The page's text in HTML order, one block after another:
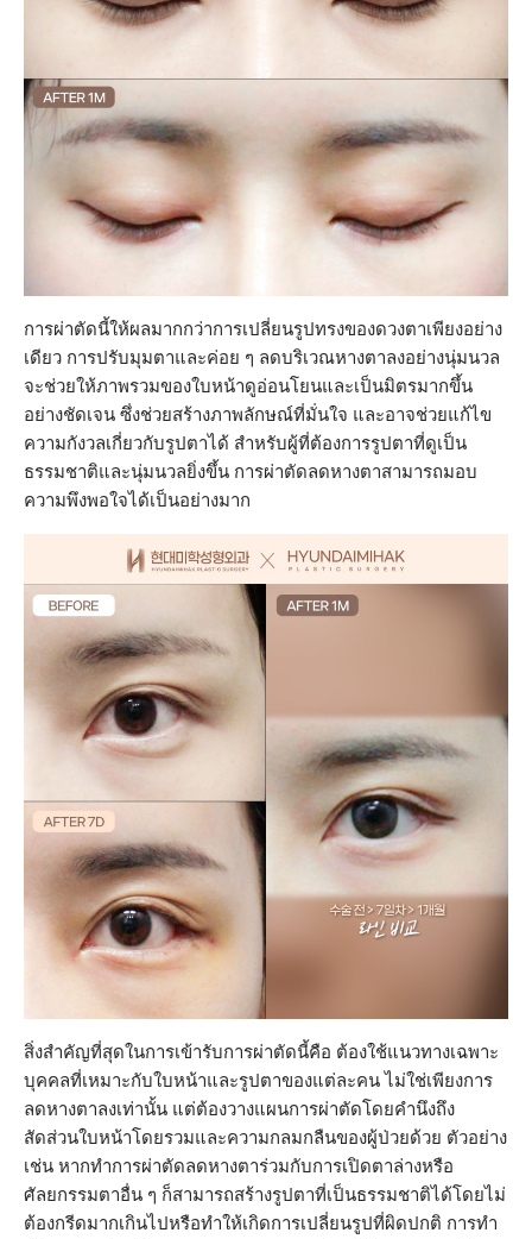
การผ่าตัดนี้ให้ผลมากกว่าการเปลี่ยนรูปทรงของดวงตาเพียงอย่าง
เดียว การปรับมุมตาและค่อย ๆ ลดบริเวณหางตาลงอย่างนุ่มนวล
จะช่วยให้ภาพรวมของใบหน้าดูอ่อนโยนและเป็นมิตรมากขึ้น
อย่างชัดเจน ซึ่งช่วยสร้างภาพลักษณ์ที่มั่นใจ และอาจช่วยแก้ไข
ความกังวลเกี่ยวกับรูปตาได้ สำหรับผู้ที่ต้องการรูปตาที่ดูเป็น
ธรรมชาติและนุ่มนวลยิ่งขึ้น การผ่าตัดลดหางตาสามารถมอบ
ความพึงพอใจได้เป็นอย่างมาก
สิ่งสำคัญที่สุดในการเข้ารับการผ่าตัดนี้คือ ต้องใช้แนวทางเฉพาะ
บุคคลที่เหมาะกับใบหน้าและรูปตาของแต่ละคน ไม่ใช่เพียงการ
ลดหางตาลงเท่านั้น แต่ต้องวางแผนการผ่าตัดโดยคำนึงถึง
สัดส่วนใบหน้าโดยรวมและความกลมกลืนของผู้ป่วยด้วย ตัวอย่าง
เช่น หากทำการผ่าตัดลดหางตาร่วมกับการเปิดตาล่างหรือ
ศัลยกรรมตาอื่น ๆ ก็สามารถสร้างรูปตาที่เป็นธรรมชาติได้โดยไม่
ต้องกรีดมากเกินไปหรือทำให้เกิดการเปลี่ยนรูปที่ผิดปกติ การทำ